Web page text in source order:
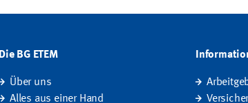
Die BG ETEM
Über uns
Alles aus einer Hand